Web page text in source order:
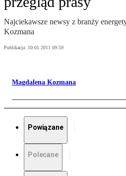
Najciekawsze newsy z branży
Kozmana
Publikacja: 10.01.2011 09:59
Magdalena Kozmana
Powiązane
Polecane